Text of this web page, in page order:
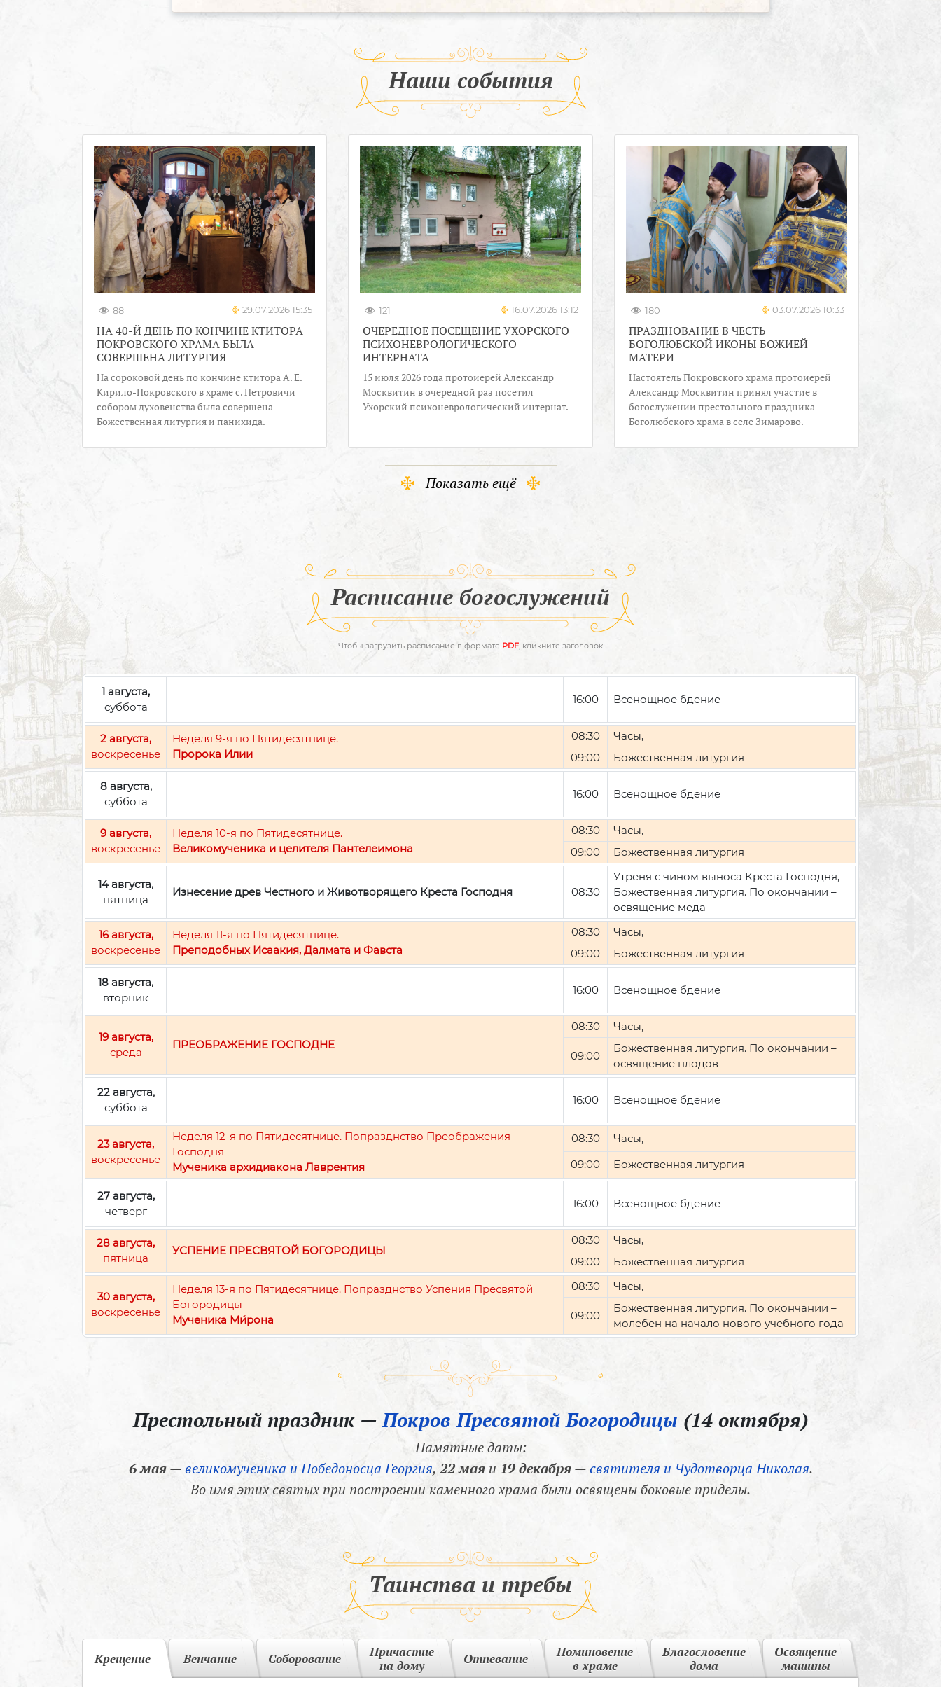
Наши события
88 29.07.2026 15:35
НА 40-Й ДЕНЬ ПО КОНЧИНЕ КТИТОРА
ПОКРОВСКОГО ХРАМА БЫЛА
СОВЕРШЕНА ЛИТУРГИЯ
На сороковой день по кончине ктитора А. Е.
Кирило-Покровского в храме с. Петровичи
собором духовенства была совершена
Божественная литургия и панихида.
121 16.07.2026 13:12
ОЧЕРЕДНОЕ ПОСЕЩЕНИЕ УХОРСКОГО
ПСИХОНЕВРОЛОГИЧЕСКОГО
ИНТЕРНАТА
15 июля 2026 года протоиерей Александр
Москвитин в очередной раз посетил
Ухорский психоневрологический интернат.
180 03.07.2026 10:33
ПРАЗДНОВАНИЕ В ЧЕСТЬ
БОГОЛЮБСКОЙ ИКОНЫ БОЖИЕЙ
МАТЕРИ
Настоятель Покровского храма протоиерей
Александр Москвитин принял участие в
богослужении престольного праздника
Боголюбского храма в селе Зимарово.
Показать ещё
Расписание богослужений
Чтобы загрузить расписание в формате PDF, кликните заголовок
1 августа,
суббота
16:00 Всенощное бдение
2 августа,
воскресенье
Неделя 9-я по Пятидесятнице.
Пророка Илии
08:30
Часы,
09:00
Божественная литургия
8 августа,
суббота
16:00 Всенощное бдение
9 августа,
воскресенье
Неделя 10-я по Пятидесятнице.
Великомученика и целителя Пантелеимона
08:30
Часы,
09:00
Божественная литургия
14 августа,
пятница
Изнесение древ Честного и Животворящего Креста Господня 08:30
Утреня с чином выноса Креста Господня,
Божественная литургия. По окончании –
освящение меда
16 августа,
воскресенье
Неделя 11-я по Пятидесятнице.
Преподобных Исаакия, Далмата и Фавста
08:30
Часы,
09:00
Божественная литургия
18 августа,
вторник
16:00 Всенощное бдение
19 августа,
среда
ПРЕОБРАЖЕНИЕ ГОСПОДНЕ
08:30 Часы,
09:00
Божественная литургия. По окончании –
освящение плодов
22 августа,
суббота
16:00 Всенощное бдение
23 августа,
воскресенье
Неделя 12-я по Пятидесятнице. Попразднство Преображения
Господня
Мученика архидиакона Лаврентия
08:30
Часы,
09:00
Божественная литургия
27 августа,
четверг
16:00 Всенощное бдение
28 августа,
пятница
УСПЕНИЕ ПРЕСВЯТОЙ БОГОРОДИЦЫ
08:30
Часы,
09:00
Божественная литургия
30 августа,
воскресенье
Неделя 13-я по Пятидесятнице. Попразднство Успения Пресвятой
Богородицы
Мученика Ми́рона
08:30 Часы,
09:00
Божественная литургия. По окончании –
молебен на начало нового учебного года
Престольный праздник —Покров Пресвятой Богородицы (14 октября)
Памятные даты:
6 мая—великомученика и Победоносца Георгия, 22 маяи 19 декабря—святителя и Чудотворца Николая.
Во имя этих святых при построении каменного храма были освящены боковые приделы.
Таинства и требы
Крещение Венчание Соборование
Причастие
на дому
Отпевание
Поминовение
в храме
Благословение
дома
Освящение
машины